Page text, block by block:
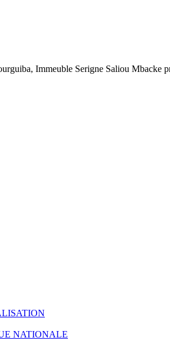
Immeuble Serigne Saliou Mbacke
NATIONALE